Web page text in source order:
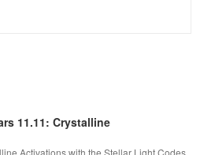
11.11: Crystalline
Activations with the Stellar Light Codes.